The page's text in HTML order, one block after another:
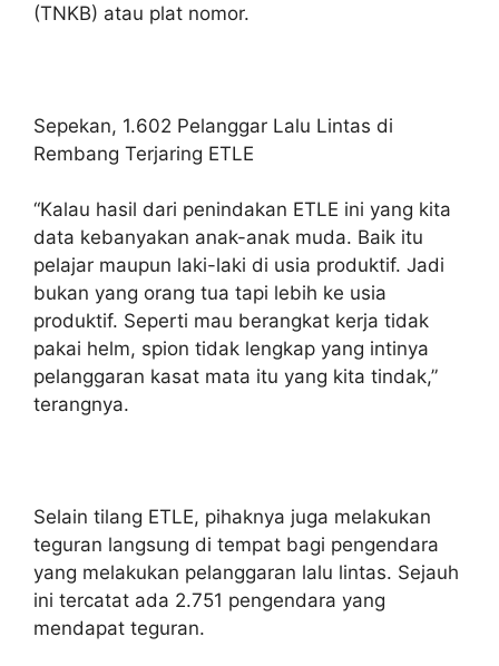
(TNKB) atau plat nomor.
Sepekan, 1.602 Pelanggar Lalu Lintas di
Rembang Terjaring ETLE
“Kalau hasil dari penindakan ETLE ini yang kita
data kebanyakan anak-anak muda. Baik itu
pelajar maupun laki-laki di usia produktif. Jadi
bukan yang orang tua tapi lebih ke usia
produktif. Seperti mau berangkat kerja tidak
pakai helm, spion tidak lengkap yang intinya
pelanggaran kasat mata itu yang kita tindak,”
terangnya.
Selain tilang ETLE, pihaknya juga melakukan
teguran langsung di tempat bagi pengendara
yang melakukan pelanggaran lalu lintas. Sejauh
ini tercatat ada 2.751 pengendara yang
mendapat teguran.